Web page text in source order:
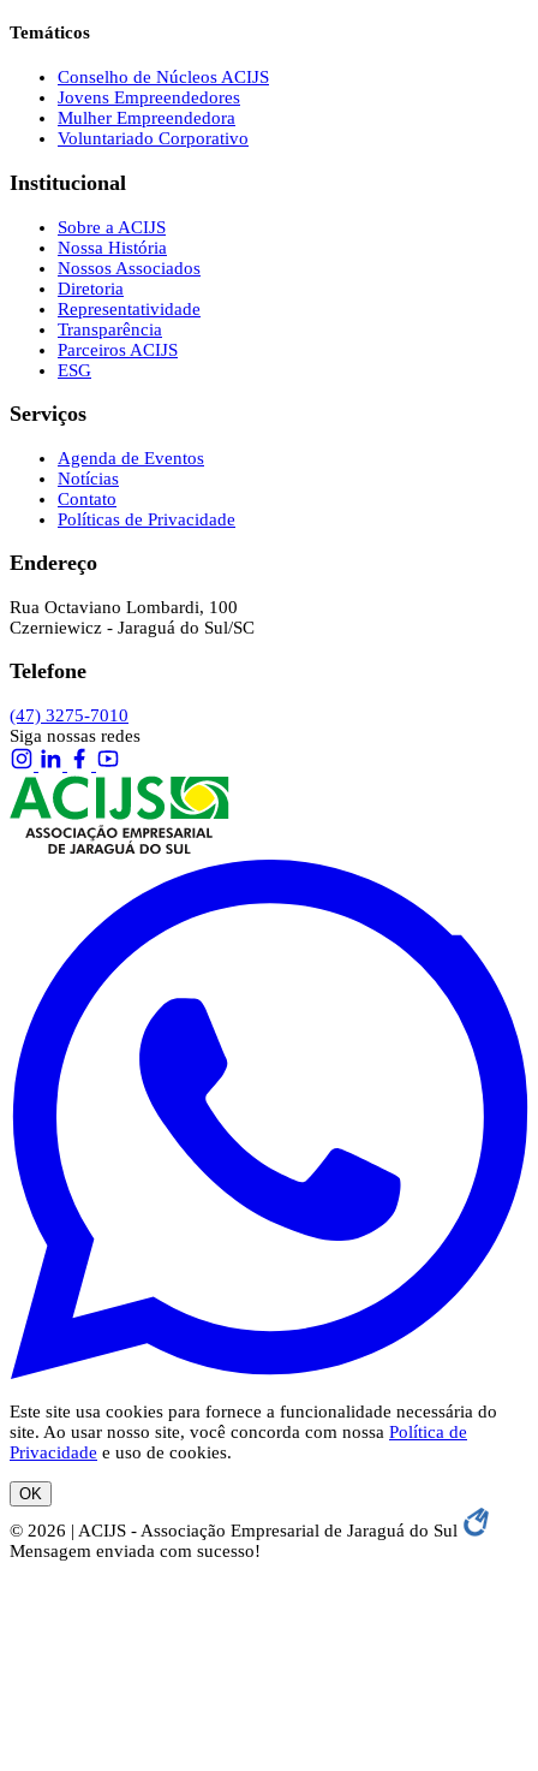
Temáticos
Conselho de Núcleos ACIJS
Jovens Empreendedores
Mulher Empreendedora
Voluntariado Corporativo
Institucional
Sobre a ACIJS
Nossa História
Nossos Associados
Diretoria
Representatividade
Transparência
Parceiros ACIJS
ESG
Serviços
Agenda de Eventos
Notícias
Contato
Políticas de Privacidade
Endereço
Rua Octaviano Lombardi, 100
Czerniewicz - Jaraguá do Sul/SC
Telefone
(47) 3275-7010
Siga nossas redes
Este site usa cookies para fornece a funcionalidade necessária do
site. Ao usar nosso site, você concorda com nossa Política de
Privacidade e uso de cookies.
OK
© 2026 | ACIJS - Associação Empresarial de Jaraguá do Sul
Mensagem enviada com sucesso!